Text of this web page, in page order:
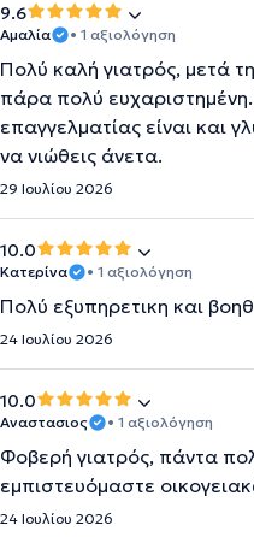
9.6
Αμαλία • 1 αξιολόγηση
Πολύ καλή γιατρός, μετά
πάρα πολύ
επαγγελματίας είναι και
να νιώθεις άνετα.
29 Ιουλίου 2026
10.0
Κατερίνα • 1 αξιολόγηση
Πολύ εξυπηρετικη και
24 Ιουλίου 2026
10.0
Αναστασιος • 1 αξιολόγηση
Φοβερή γιατρός, πάντα
εμπιστευόμαστε
24 Ιουλίου 2026